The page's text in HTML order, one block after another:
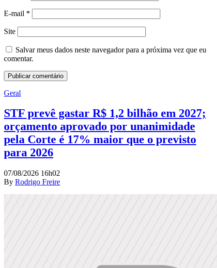
E-mail *
Site
Salvar meus dados neste navegador para a próxima vez que eu
comentar.
Geral
STF prevê gastar R$ 1,2 bilhão em 2027;
orçamento aprovado por unanimidade
pela Corte é 17% maior que o previsto
para 2026
07/08/2026 16h02
By Rodrigo Freire